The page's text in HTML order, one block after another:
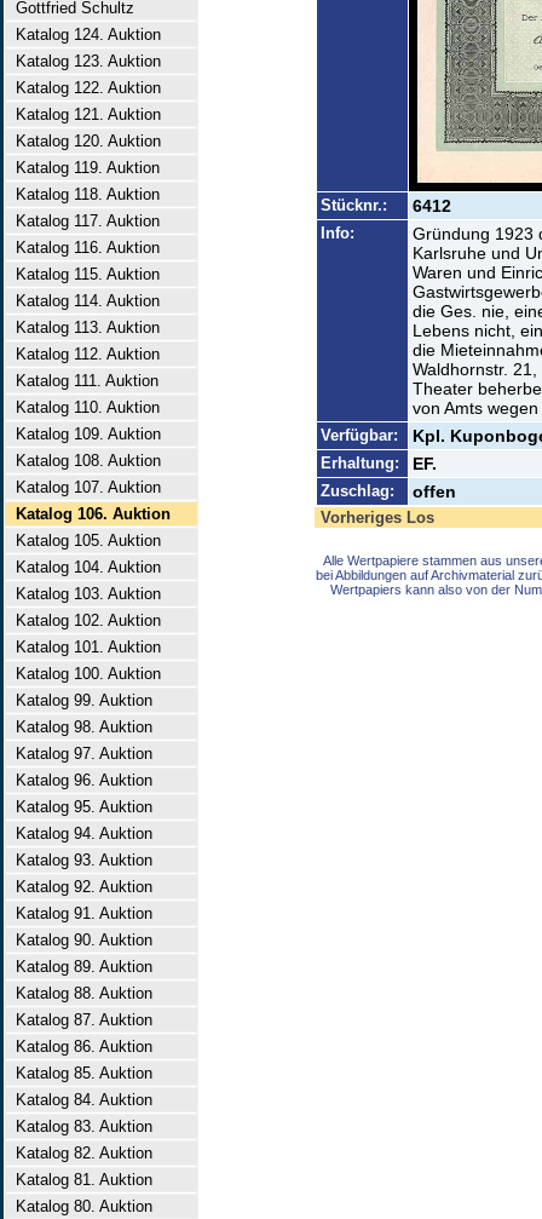
Gottfried Schultz
Katalog 124. Auktion
Katalog 123. Auktion
Katalog 122. Auktion
Katalog 121. Auktion
Katalog 120. Auktion
Katalog 119. Auktion
Katalog 118. Auktion
Katalog 117. Auktion
Katalog 116. Auktion
Katalog 115. Auktion
Katalog 114. Auktion
Katalog 113. Auktion
Katalog 112. Auktion
Katalog 111. Auktion
Katalog 110. Auktion
Katalog 109. Auktion
Katalog 108. Auktion
Katalog 107. Auktion
Katalog 106. Auktion
Katalog 105. Auktion
Katalog 104. Auktion
Katalog 103. Auktion
Katalog 102. Auktion
Katalog 101. Auktion
Katalog 100. Auktion
Katalog 99. Auktion
Katalog 98. Auktion
Katalog 97. Auktion
Katalog 96. Auktion
Katalog 95. Auktion
Katalog 94. Auktion
Katalog 93. Auktion
Katalog 92. Auktion
Katalog 91. Auktion
Katalog 90. Auktion
Katalog 89. Auktion
Katalog 88. Auktion
Katalog 87. Auktion
Katalog 86. Auktion
Katalog 85. Auktion
Katalog 84. Auktion
Katalog 83. Auktion
Katalog 82. Auktion
Katalog 81. Auktion
Katalog 80. Auktion
Stücknr.: 6412
Info:
Gründung 1923
Karlsruhe und
Waren und
die Ges. nie,
Lebens nicht,
die
Waldhornstr.
Theater
von Amts
Verfügbar: Kpl.
Erhaltung: EF.
Zuschlag: offen
Vorheriges Los
Alle Wertpapiere stammen aus
bei Abbildungen auf Archivmaterial
Wertpapiers kann also von der